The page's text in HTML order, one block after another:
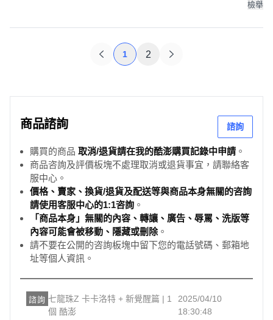
檢舉
1 2
商品諮詢 諮詢
購買的商品 取消/退貨請在我的酷澎購買記錄中申請 。
商品咨詢及評價板塊不處理取消或退貨事宜，請聯絡客
服中心。
價格、賣家、換貨/退貨及配送等與商品本身無關的咨詢
請使用客服中心的1:1咨詢 。
「商品本身」無關的內容、轉讓、廣告、辱罵、洗版等
內容可能會被移動、隱藏或刪除。
請不要在公開的咨詢板塊中留下您的電話號碼、郵箱地
址等個人資訊。
諮詢 七龍珠Z 卡卡洛特 + 新覺醒篇 | 1
個 酷澎
2025/04/10
18:30:48